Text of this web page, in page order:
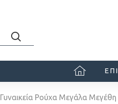
Γυναικεία Ρούχα Μεγάλα Μεγέθη